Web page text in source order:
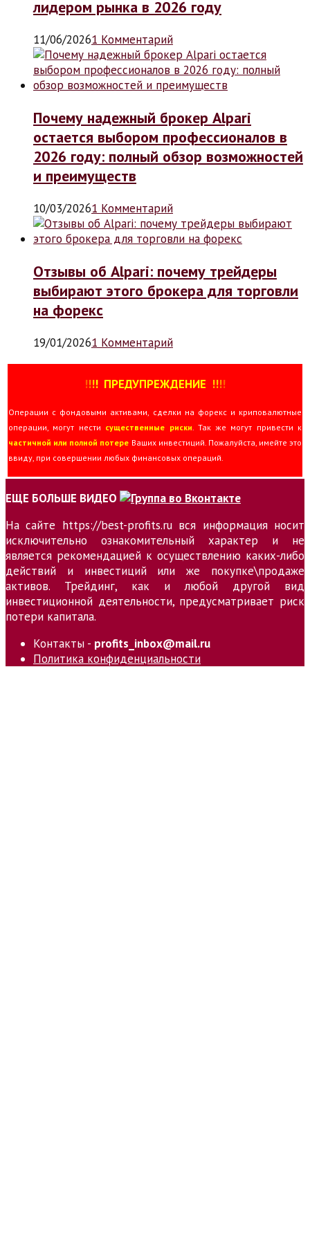
лидером рынка в 2026 году
11/06/20261 Комментарий
Почему надежный брокер Alpari
остается выбором профессионалов в
2026 году: полный обзор возможностей
и преимуществ
10/03/20261 Комментарий
Отзывы об Alpari: почему трейдеры
выбирают этого брокера для торговли
на форекс
19/01/20261 Комментарий
!!!! ПРЕДУПРЕЖДЕНИЕ !!!!
Операции с фондовыми активами, сделки на форекс и криповалютные
операции, могут нести существенные риски . Так же могут привести к
частичной или полной потере Ваших инвестиций. Пожалуйста, имейте это
ввиду, при совершении любых финансовых операций.
ЕЩЕ БОЛЬШЕ ВИДЕО
На сайте https://best-profits.ru вся информация носит
исключительно ознакомительный характер и не
является рекомендацией к осуществлению каких-либо
действий и инвестиций или же покупке\продаже
активов. Трейдинг, как и любой другой вид
инвестиционной деятельности, предусматривает риск
потери капитала.
Контакты - profits_inbox@mail.ru
Политика конфиденциальности